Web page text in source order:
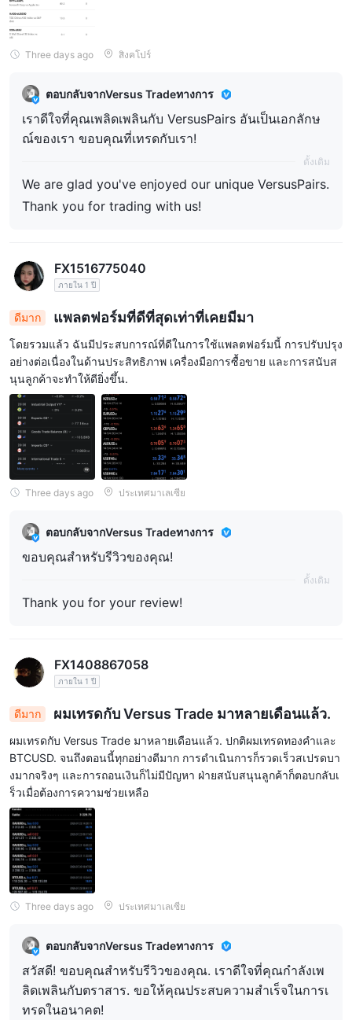
e. Thank you for your cooperation.
Three days ago สิงคโปร์
ตอบกลับจากVersus Tradeทางการ
เราดีใจที่คุณเพลิดเพลินกับ VersusPairs อันเป็นเอกลักษ
ณ์ของเรา ขอบคุณที่เทรดกับเรา!
ดั้งเดิม
We are glad you've enjoyed our unique VersusPairs.
Thank you for trading with us!
FX1516775040
ภายใน 1 ปี
ดีมาก แพลตฟอร์มที่ดีที่สุดเท่าที่เคยมีมา
โดยรวมแล้ว ฉันมีประสบการณ์ที่ดีในการใช้แพลตฟอร์มนี้ การปรับปรุง
อย่างต่อเนื่องในด้านประสิทธิภาพ เครื่องมือการซื้อขาย และการสนับส
นุนลูกค้าจะทำให้ดียิ่งขึ้น.
Three days ago ประเทศมาเลเซีย
ตอบกลับจากVersus Tradeทางการ
ขอบคุณสำหรับรีวิวของคุณ!
ดั้งเดิม
Thank you for your review!
FX1408867058
ภายใน 1 ปี
ดีมาก ผมเทรดกับ Versus Trade มาหลายเดือนแล้ว.
ผมเทรดกับ Versus Trade มาหลายเดือนแล้ว. ปกติผมเทรดทองคำและ
BTCUSD. จนถึงตอนนี้ทุกอย่างดีมาก การดำเนินการก็รวดเร็วสเปรดบา
งมากจริงๆ และการถอนเงินก็ไม่มีปัญหา ฝ่ายสนับสนุนลูกค้าก็ตอบกลับเ
ร็วเมื่อต้องการความช่วยเหลือ
Three days ago ประเทศมาเลเซีย
ตอบกลับจากVersus Tradeทางการ
สวัสดี! ขอบคุณสำหรับรีวิวของคุณ. เราดีใจที่คุณกำลังเพ
ลิดเพลินกับตราสาร. ขอให้คุณประสบความสำเร็จในการเ
ทรดในอนาคต!